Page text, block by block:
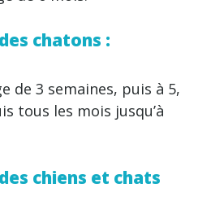
chatons :
de 3 semaines, puis à 5,
tous les mois jusqu’à
chiens et chats